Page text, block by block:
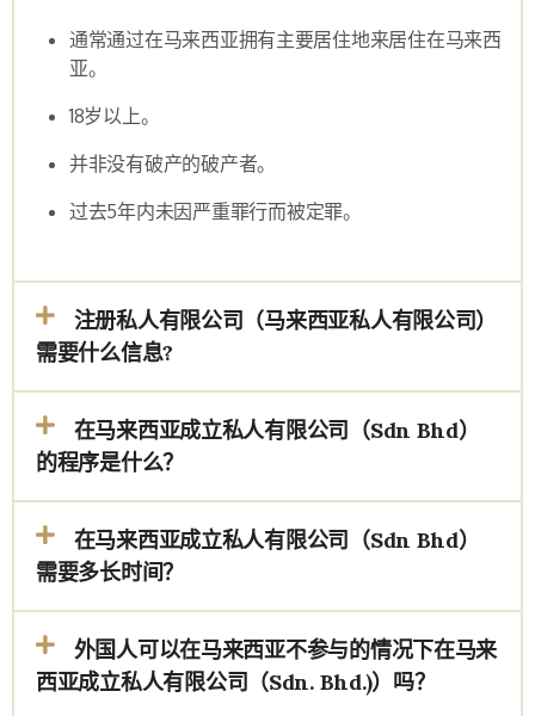
通常通过在马来西亚拥有主要居住地来居住在马来西
亚。
18岁以上。
并非没有破产的破产者。
过去5年内未因严重罪行而被定罪。
注册私人有限公司（马来西亚私人有限公司）
需要什么信息?
在马来西亚成立私人有限公司（Sdn Bhd）
的程序是什么？
在马来西亚成立私人有限公司（Sdn Bhd）
需要多长时间？
外国人可以在马来西亚不参与的情况下在马来
西亚成立私人有限公司（Sdn. Bhd.)）吗？